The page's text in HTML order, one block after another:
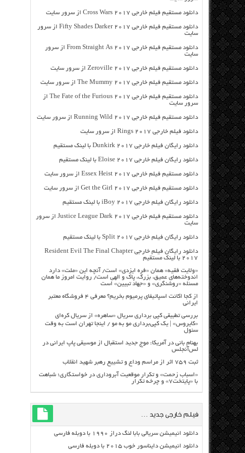
دانلود مستقیم فیلم خارجی Cross Wars 2017 از سرور سایت
دانلود مستقیم فیلم خارجی Fifty Shades Darker 2017 از سرور
سایت
دانلود مستقیم فیلم خارجی From Straight As 2017 از سرور
سایت
دانلود مستقیم فیلم خارجی Zeroville 2017 از سرور سایت
دانلود مستقیم فیلم خارجی The Mummy 2017 از سرور سایت
دانلود مستقیم فیلم خارجی The Fate of the Furious 2017 از
سرور سایت
دانلود مستقیم فیلم خارجی Running Wild 2017 از سرور سایت
دانلود فیلم خارجی Rings 2017 از سرور سایت
دانلود رایگان فیلم خارجی Dunkirk 2017 با لینک مستقیم
دانلود رایگان فیلم خارجی Eloise 2017 با لینک مستقیم
دانلود مستقیم فیلم خارجی Essex Heist 2017 از سرور سایت
دانلود مستقیم فیلم خارجی Get the Girl 2017 از سرور سایت
دانلود رایگان فیلم خارجی iBoy 2017 با لینک مستقیم
دانلود مستقیم فیلم خارجی Justice League Dark 2017 از سرور
سایت
دانلود رایگان فیلم خارجی Split 2017 با لینک مستقیم
دانلود رایگان فیلم خارجی Resident Evil The Final Chapter
2017 با لینک مستقیم
«ولایت فقیه» همان «فره ایزدی» است/ آنچه این «ملت» دارد
اندوخته‌های عمیق، بزرگ، پاک و الهی است/ روایت امروز ما همان
مسئله «روشنگری» و «جهاد تبیین» است
از کجا اکانت اسپاتیفای پرمیوم بخریم؟ معرفی ۴ فروشگاه معتبر
ایرانی
بررسی تطبیقی کپی برداری سریال «ساهره» از سریال کره‌ای
«کایروس» | یک کپی‌برداری مو به مو / اینجا تهران است به وقت
سئول
بهنام بانی در آمریکا: موج جدید استقبال از موسیقی پاپ ایرانی در
لس‌آنجلس
ثبت ۷۵۹ اثر از مراسم وداع و تشییع رهبر شهید انقلاب
«اسباب زحمت» و تکرار موقعیت آبروداری در خواستگاری؛ شباهت
با «پایتخت۷» و چرخه تکرار
فیلم خارجی جدید …
دانلود انیمیشن سریالی بابا لنگ دراز ۱۹۹۰ با دوبله فارسی
دانلود انیمیشن دایناسور خوب ۲۰۱۵ با دوبله فارسی